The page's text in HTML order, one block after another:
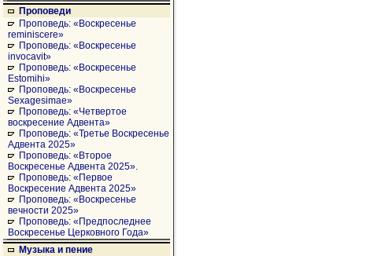
Проповеди
Проповедь: «Воскресенье
reminiscere»
Проповедь: «Воскресенье
invocavit»
Проповедь: «Воскресенье
Estomihi»
Проповедь: «Воскресенье
Sexagesimae»
Проповедь: «Четвертое
воскресение Адвента»
Проповедь: «Третье Воскресенье
Адвента 2025»
Проповедь: «Второе
Воскресенье Адвента 2025».
Проповедь: «Первое
Воскресение Адвента 2025»
Проповедь: «Воскресенье
вечности 2025»
Проповедь: «Предпоследнее
Воскресенье Церковного Года»
Музыка и пение